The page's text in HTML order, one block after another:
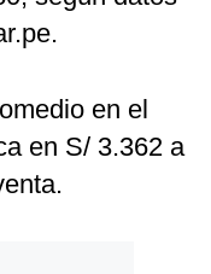
en el
en S/ 3.362 a